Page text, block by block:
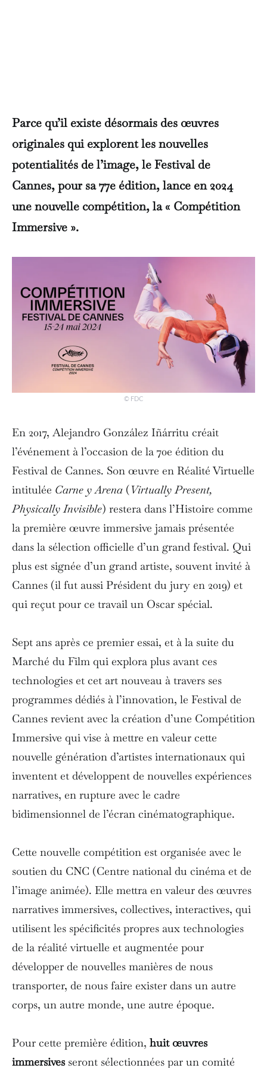
Parce qu’il existe désormais des œuvres
originales qui explorent les nouvelles
potentialités de l’image, le Festival de
Cannes, pour sa 77e édition, lance en 2024
une nouvelle compétition, la « Compétition
Immersive ».
© FDC
En 2017, Alejandro González Iñárritu créait
l’événement à l’occasion de la 70e édition du
Festival de Cannes. Son œuvre en Réalité Virtuelle
intitulée Carne y Arena (Virtually Present,
Physically Invisible) restera dans l’Histoire comme
la première œuvre immersive jamais présentée
dans la sélection officielle d’un grand festival. Qui
plus est signée d’un grand artiste, souvent invité à
Cannes (il fut aussi Président du jury en 2019) et
qui reçut pour ce travail un Oscar spécial.
Sept ans après ce premier essai, et à la suite du
Marché du Film qui explora plus avant ces
technologies et cet art nouveau à travers ses
programmes dédiés à l’innovation, le Festival de
Cannes revient avec la création d’une Compétition
Immersive qui vise à mettre en valeur cette
nouvelle génération d’artistes internationaux qui
inventent et développent de nouvelles expériences
narratives, en rupture avec le cadre
bidimensionnel de l’écran cinématographique.
Cette nouvelle compétition est organisée avec le
soutien du CNC (Centre national du cinéma et de
l’image animée). Elle mettra en valeur des œuvres
narratives immersives, collectives, interactives, qui
utilisent les spécificités propres aux technologies
de la réalité virtuelle et augmentée pour
développer de nouvelles manières de nous
transporter, de nous faire exister dans un autre
corps, un autre monde, une autre époque.
Pour cette première édition, huit œuvres
immersivesseront sélectionnées par un comité